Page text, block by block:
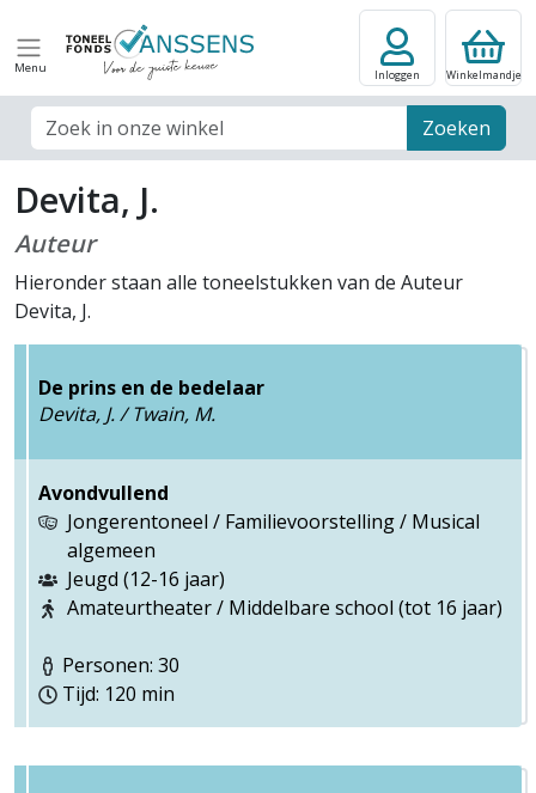
Menu
Zoek veld Zoeken
Inloggen Winkelmandje
Devita, J.
Auteur
Hieronder staan alle toneelstukken van de Auteur
Devita, J.
De prins en de bedelaar
Devita, J. / Twain, M.
Avondvullend
Jongerentoneel / Familievoorstelling / Musical
algemeen
Jeugd (12-16 jaar)
Amateurtheater / Middelbare school (tot 16 jaar)
Personen: 30
Tijd: 120 min